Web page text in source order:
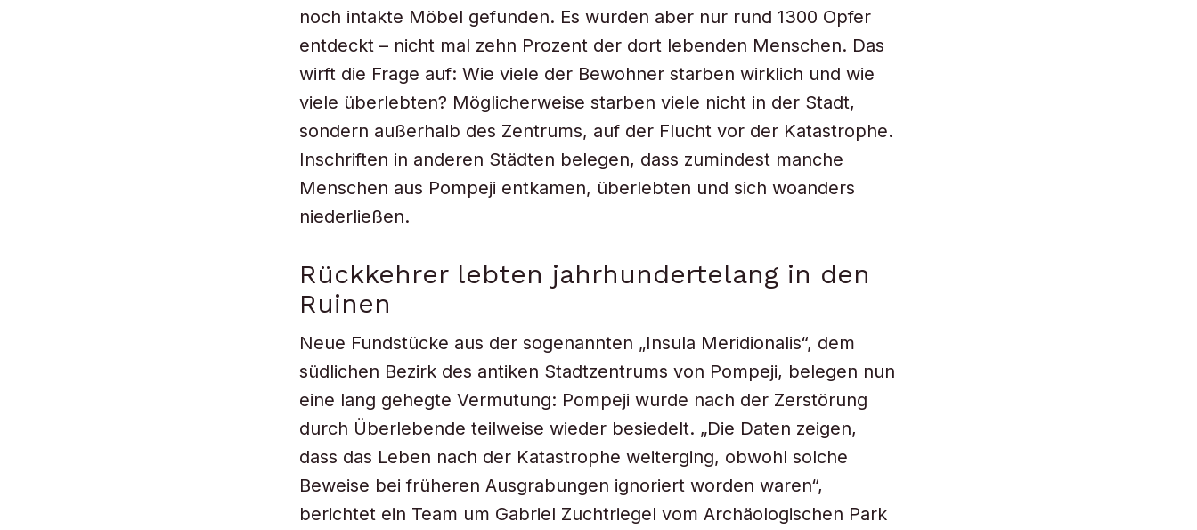
noch intakte Möbel gefunden. Es wurden aber nur rund 1300 Opfer
entdeckt – nicht mal zehn Prozent der dort lebenden Menschen. Das
wirft die Frage auf: Wie viele der Bewohner starben wirklich und wie
viele überlebten? Möglicherweise starben viele nicht in der Stadt,
sondern außerhalb des Zentrums, auf der Flucht vor der Katastrophe.
Inschriften in anderen Städten belegen, dass zumindest manche
Menschen aus Pompeji entkamen, überlebten und sich woanders
niederließen.
Rückkehrer lebten jahrhundertelang in den
Ruinen
Neue Fundstücke aus der sogenannten „Insula Meridionalis“, dem
südlichen Bezirk des antiken Stadtzentrums von Pompeji, belegen nun
eine lang gehegte Vermutung: Pompeji wurde nach der Zerstörung
durch Überlebende teilweise wieder besiedelt. „Die Daten zeigen,
dass das Leben nach der Katastrophe weiterging, obwohl solche
Beweise bei früheren Ausgrabungen ignoriert worden waren“,
berichtet ein Team um Gabriel Zuchtriegel vom Archäologischen Park